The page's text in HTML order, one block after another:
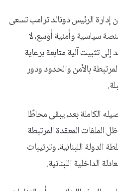
إدارة الرئيس دونالد ترامب تسعى
سياسية وأمنية أوسع، لا
تثبيت آلية متابعة برعاية
بالأمن والحدود ودور
الكاملة بعد، يبقى محاطًا
الملفات المعقدة المرتبطة
الدولة اللبنانية، وترتيبات
الداخلية اللبنانية.